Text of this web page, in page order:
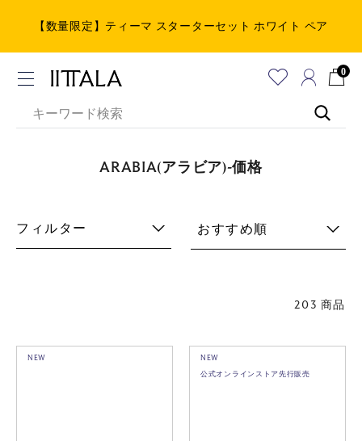
【数量限定】ティーマ スターターセット ホワイト ペア
0
ARABIA(アラビア)-価格
フィルター おすすめ順
203 商品
NEW
NEW
公式オンラインストア先行販売